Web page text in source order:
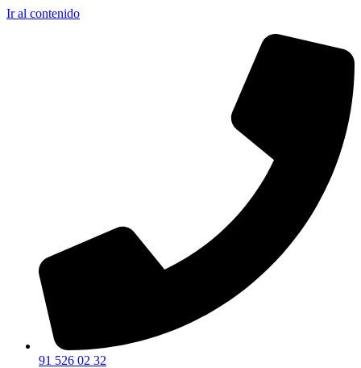
Ir al contenido
91 526 02 32